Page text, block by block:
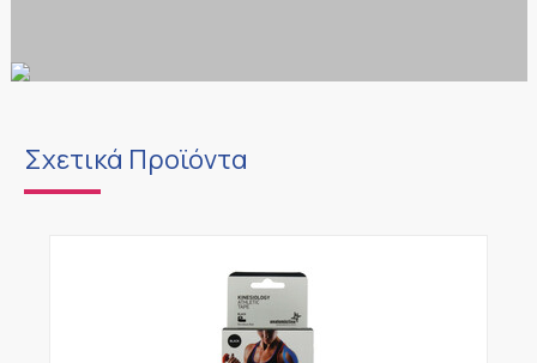
Σχετικά Προϊόντα